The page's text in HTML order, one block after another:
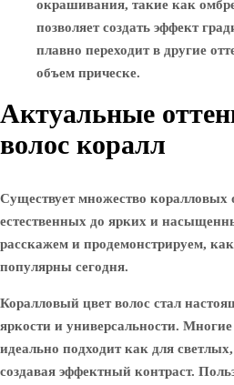
окрашивания, такие как
позволяет создать эффект
плавно переходит в другие
объем прическе.
Актуальные
волос коралл
Существует множество коралловых
естественных до ярких и
расскажем и продемонстрируем,
популярны сегодня.
Коралловый цвет волос стал
яркости и универсальности. Многие
идеально подходит как для
создавая эффектный контраст.